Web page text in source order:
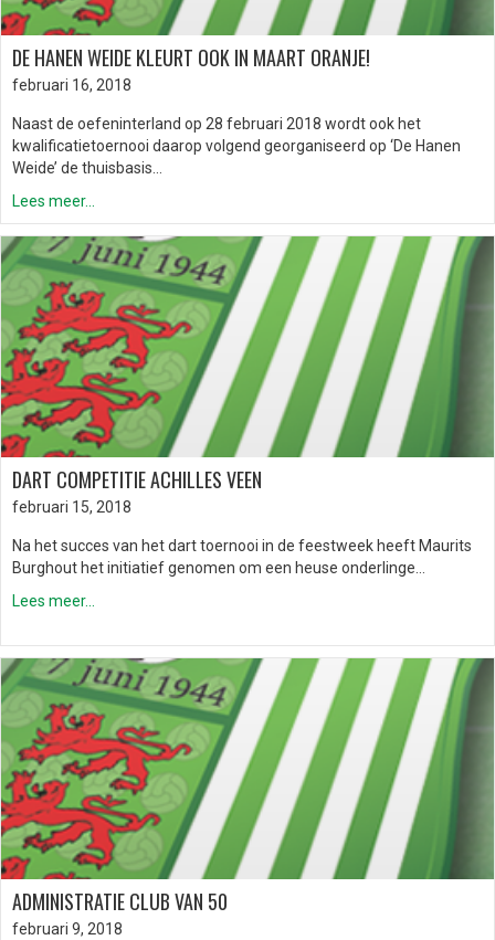
DE HANEN WEIDE KLEURT OOK IN MAART ORANJE!
februari 16, 2018
Naast de oefeninterland op 28 februari 2018 wordt ook het
kwalificatietoernooi daarop volgend georganiseerd op ‘De Hanen
Weide’ de thuisbasis…
Lees meer...
DART COMPETITIE ACHILLES VEEN
februari 15, 2018
Na het succes van het dart toernooi in de feestweek heeft Maurits
Burghout het initiatief genomen om een heuse onderlinge…
Lees meer...
ADMINISTRATIE CLUB VAN 50
februari 9, 2018